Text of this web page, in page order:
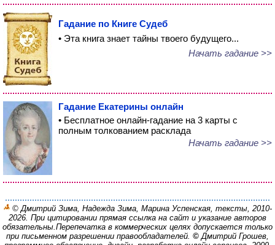
Гадание по Книге Судеб
• Эта книга знает тайны твоего будущего...
Начать гадание >>
Гадание Екатерины онлайн
• Бесплатное онлайн-гадание на 3 карты с
полным толкованием расклада
Начать гадание >>
© Дмитрий Зима, Надежда Зима, Марина Успенская, тексты, 2010-
2026. При цитировании прямая ссылка на сайт и указание авторов
обязательны.Перепечатка в коммерческих целях допускается только
при письменном разрешении правообладателей. © Дмитрий Грошев,